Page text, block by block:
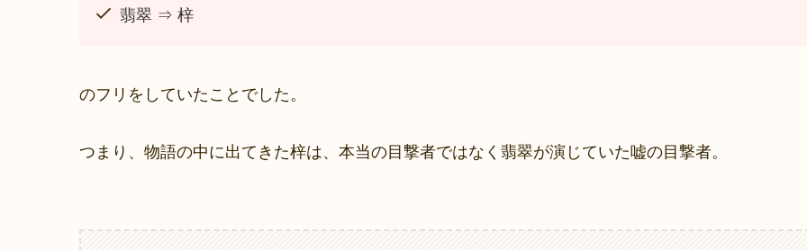
翡翠 ⇒ 梓
のフリをしていたことでした。
つまり、物語の中に出てきた梓は、本当の目撃者ではなく翡翠が演じていた嘘の目撃者。